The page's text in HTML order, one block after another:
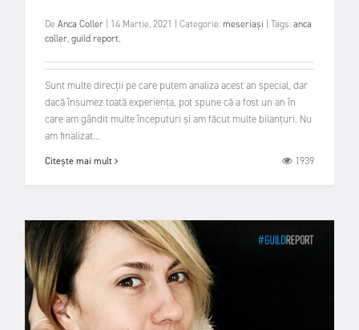
De Anca Coller 14 Martie, 2021 Categorie:meseriași Tags:anca
coller,guild report,
Sunt multe direcții pe care putem analiza acest an special, dar
dacă însumez toată experiența, pot spune că a fost un an în
care am gândit multe începuturi și am făcut multe bilanțuri. Nu
am finalizat...
Citește mai mult 1939